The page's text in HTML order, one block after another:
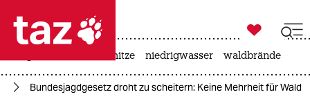
 taz zahl ich
taz zahl ich

taz zahl ich
hitze niedrigwasser waldbrände
Bundesjagdgesetz droht zu scheitern: Keine Mehrheit für Wald